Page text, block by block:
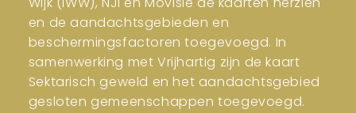
en de aandachtsgebieden en
beschermingsfactoren toegevoegd. In
samenwerking met Vrijhartig zijn de kaart
Sektarisch geweld en het aandachtsgebied
gesloten gemeenschappen toegevoegd.